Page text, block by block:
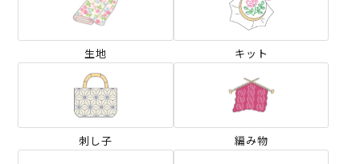
生地 キット
刺し子 編み物